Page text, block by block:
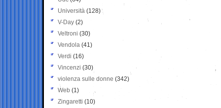
Università (128)
V-Day (2)
Veltroni (30)
Vendola (41)
Verdi (16)
Vincenzi (30)
violenza sulle donne (342)
Web (1)
Zingaretti (10)